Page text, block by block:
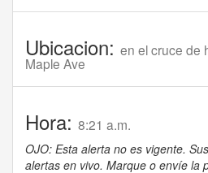
Ubicacion: en el cruce de
Maple Ave
Hora: 8:21 a.m.
OJO: Esta alerta no es vigente.
alertas en vivo. Marque o envíe la